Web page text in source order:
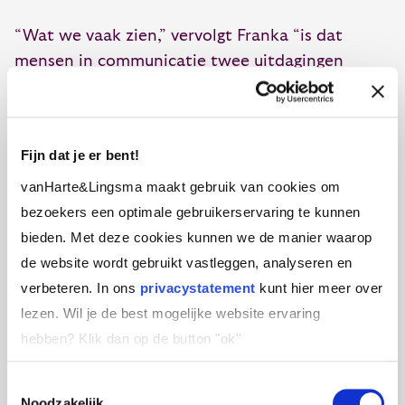
Fijn dat je er bent!
vanHarte&Lingsma maakt gebruik van cookies om
bezoekers een optimale gebruikerservaring te kunnen
bieden. Met deze cookies kunnen we de manier waarop
de website wordt gebruikt vastleggen, analyseren en
verbeteren. In ons privacystatement kunt hier meer over
lezen. Wil je de best mogelijke website ervaring
hebben? Klik dan op de button "ok''
“Wat we vaak zien,” vervolgt Franka “is dat
mensen in communicatie twee uitdagingen
ervaren: óf ze spreken zich onvoldoende uit, óf
deelnemers bewust te maken van hun eigen
patronen en hen te helpen om met meer gemak
en effectiviteit in gesprek te gaan.”
Voor wie is deze training?
Persoonlijke Communicatie en Interactie is
communicatie willen verbeteren, ongeacht hun